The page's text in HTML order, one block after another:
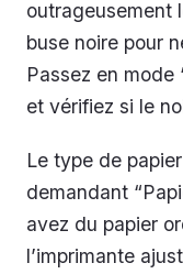
outrageusement
buse noire pour
Passez en mode
et vérifiez si le
Le type de
demandant
avez du papier
l’imprimante